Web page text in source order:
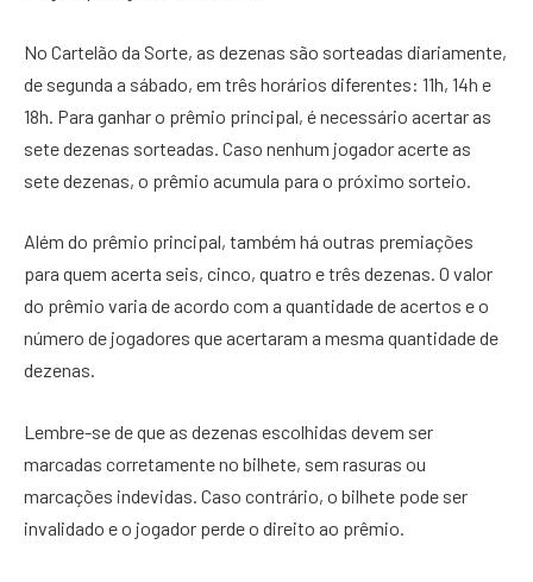
No Cartelão da Sorte, as dezenas são sorteadas diariamente,
de segunda a sábado, em três horários diferentes: 11h, 14h e
18h. Para ganhar o prêmio principal, é necessário acertar as
sete dezenas sorteadas. Caso nenhum jogador acerte as
sete dezenas, o prêmio acumula para o próximo sorteio.
Além do prêmio principal, também há outras premiações
para quem acerta seis, cinco, quatro e três dezenas. O valor
do prêmio varia de acordo com a quantidade de acertos e o
número de jogadores que acertaram a mesma quantidade de
dezenas.
Lembre-se de que as dezenas escolhidas devem ser
marcadas corretamente no bilhete, sem rasuras ou
marcações indevidas. Caso contrário, o bilhete pode ser
invalidado e o jogador perde o direito ao prêmio.